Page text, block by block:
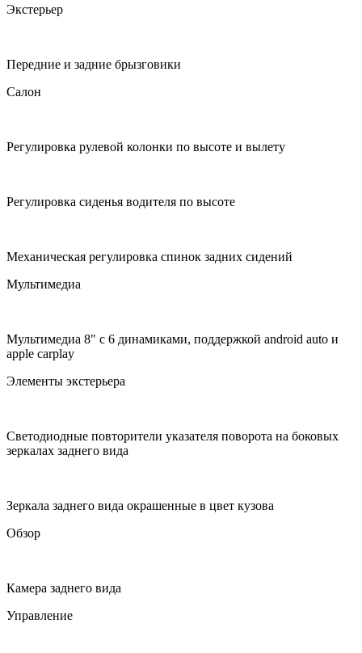
Экстерьер
Передние и задние брызговики
Салон
Регулировка рулевой колонки по высоте и вылету
Регулировка сиденья водителя по высоте
Механическая регулировка спинок задних сидений
Мультимедиа
Мультимедиа 8" с 6 динамиками, поддержкой android auto и
apple carplay
Элементы экстерьера
Cветодиодные повторители указателя поворота на боковых
зеркалах заднего вида
Зеркала заднего вида окрашенные в цвет кузова
Обзор
Камера заднего вида
Управление